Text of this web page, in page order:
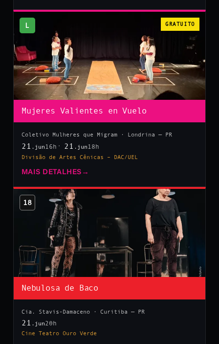
L GRATUITO
Mujeres Valientes en Vuelo
Coletivo Mulheres que Migram · Londrina — PR
21 .jun 16h 21 .jun 18h
Divisão de Artes Cênicas – DAC/UEL
MAIS DETALHES →
18
Nebulosa de Baco
Cia. Stavis-Damaceno · Curitiba — PR
21 .jun20h
Cine Teatro Ouro Verde